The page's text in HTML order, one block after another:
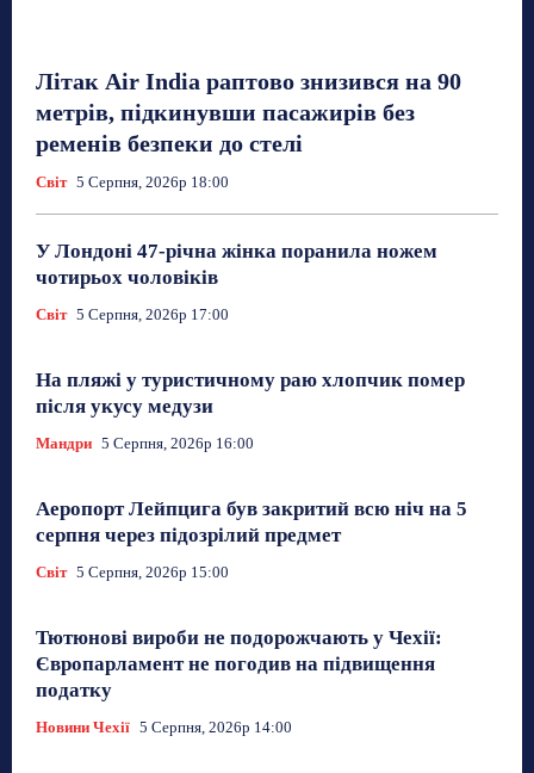
Літак Air India раптово знизився на 90
метрів, підкинувши пасажирів без
ременів безпеки до стелі
Світ 5 Серпня, 2026р 18:00
У Лондоні 47-річна жінка поранила ножем
чотирьох чоловіків
Світ 5 Серпня, 2026р 17:00
На пляжі у туристичному раю хлопчик помер
після укусу медузи
Мандри 5 Серпня, 2026р 16:00
Аеропорт Лейпцига був закритий всю ніч на 5
серпня через підозрілий предмет
Світ 5 Серпня, 2026р 15:00
Тютюнові вироби не подорожчають у Чехії:
Європарламент не погодив на підвищення
податку
Новини Чехії 5 Серпня, 2026р 14:00